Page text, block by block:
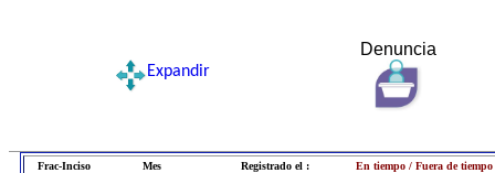
Denuncia
Expandir
Frac-Inciso Mes Registrado el : En tiempo / Fuera de tiempo